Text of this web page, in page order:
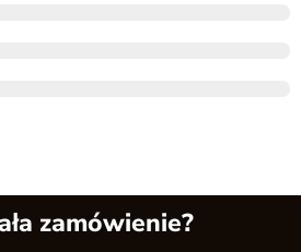
zamówienie?